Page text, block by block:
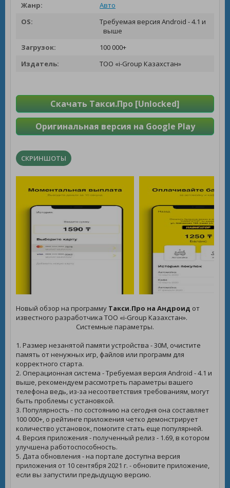
Жанр:
Авто
OS:
Требуемая версия Android - 4.1 и
выше
Загрузок:
100 000+
Издатель:
ТОО «i-Group Казахстан»
Скачать Такси.Про [Unlocked]
Оригинальная версия на Google Play
СКРИНШОТЫ
Новый обзор на программу Такси.Про на Андроид от
известного разработчика ТОО «i-Group Казахстан».
Системные параметры.
1. Размер незанятой памяти устройства - 30M, очистите
память от ненужных игр, файлов или программ для
корректного старта.
2. Операционная система - Требуемая версия Android - 4.1 и
выше, рекомендуем рассмотреть параметры вашего
телефона ведь, из-за несоответствия требованиям, могут
быть проблемы с установкой.
3. Популярность - по состоянию на сегодня она составляет
100 000+, о рейтинге приложения четко демонстрирует
количество установок, помогите стать еще популярней.
4. Версия приложения - полученный релиз - 1.69, в котором
улучшена работоспособность.
5. Дата обновления - на портале доступна версия
приложения от 10 сентября 2021 г. - обновите приложение,
если вы запустили предыдущую версию.